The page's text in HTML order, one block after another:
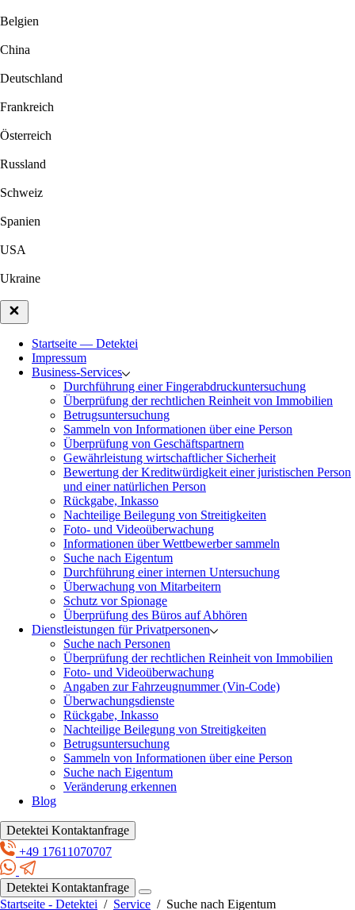
Belgien
China
Deutschland
Frankreich
Österreich
Russland
Schweiz
Spanien
USA
Ukraine
Startseite — Detektei
Impressum
Business-Services
Durchführung einer Fingerabdruckuntersuchung
Überprüfung der rechtlichen Reinheit von Immobilien
Betrugsuntersuchung
Sammeln von Informationen über eine Person
Überprüfung von Geschäftspartnern
Gewährleistung wirtschaftlicher Sicherheit
Bewertung der Kreditwürdigkeit einer juristischen Person
und einer natürlichen Person
Rückgabe, Inkasso
Nachteilige Beilegung von Streitigkeiten
Foto- und Videoüberwachung
Informationen über Wettbewerber sammeln
Suche nach Eigentum
Durchführung einer internen Untersuchung
Überwachung von Mitarbeitern
Schutz vor Spionage
Überprüfung des Büros auf Abhören
Dienstleistungen für Privatpersonen
Suche nach Personen
Überprüfung der rechtlichen Reinheit von Immobilien
Foto- und Videoüberwachung
Angaben zur Fahrzeugnummer (Vin-Code)
Überwachungsdienste
Rückgabe, Inkasso
Nachteilige Beilegung von Streitigkeiten
Betrugsuntersuchung
Sammeln von Informationen über eine Person
Suche nach Eigentum
Veränderung erkennen
Blog
Detektei Kontaktanfrage
+49 17611070707
Detektei Kontaktanfrage
Startseite - Detektei / Service / Suche nach Eigentum